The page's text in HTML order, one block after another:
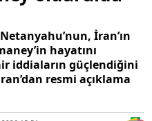
İran’ın
hayatını
iddiaların güçlendiğini
resmi açıklama